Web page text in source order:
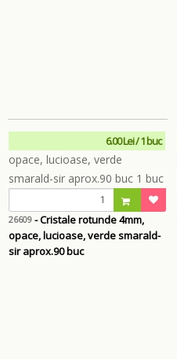
6.00 Lei / 1 buc
26609 - Cristale rotunde 4mm,
opace, lucioase, verde smarald-
sir aprox.90 buc